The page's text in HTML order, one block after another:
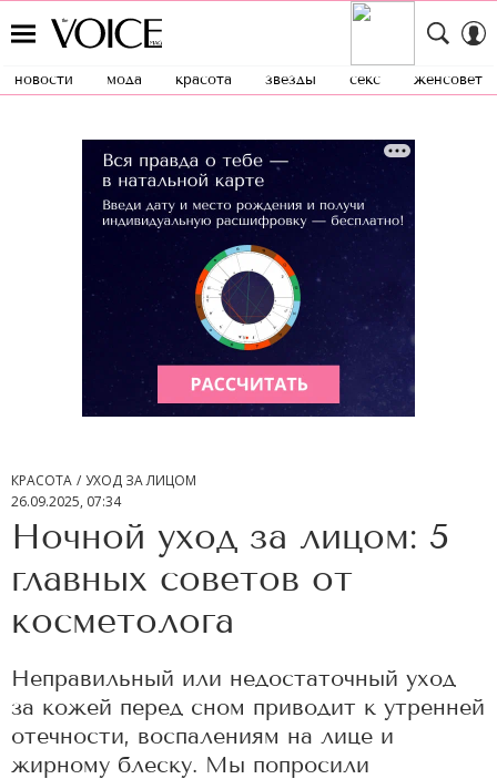
новости мода красота звезды секс женсовет
КРАСОТА
УХОД ЗА ЛИЦОМ
26.09.2025, 07:34
Ночной уход за лицом: 5
главных советов от
косметолога
Неправильный или недостаточный уход
за кожей перед сном приводит к утренней
отечности, воспалениям на лице и
жирному блеску. Мы попросили